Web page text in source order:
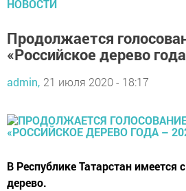
НОВОСТИ
Продолжается
«Российское дерево
admin, 21 июля 2020 - 18:17
В Республике Татарстан имеется
дерево.